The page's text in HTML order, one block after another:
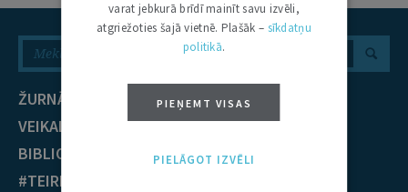
ŽURNĀLS
VEIKALS
BIBLIOTĒKA
#TEIRDARBS
NOZARES
Krimināltiesības
varat jebkurā brīdī mainīt savu izvēli,
atgriežoties šajā vietnē. Plašāk – sīkdatņu
politikā.
PIEŅEMT VISAS
PIELĀGOT IZVĒLI